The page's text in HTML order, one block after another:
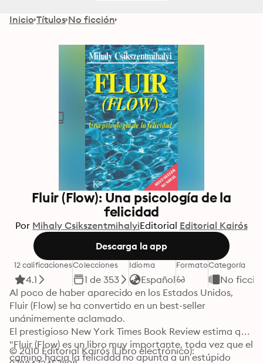
Inicio Títulos No ficción
Fluir (Flow): Una psicología de la
felicidad
Por Mihaly CsikszentmihalyiEditorial Editorial Kairós
Descarga la app
12 calificaciones
4.1
Colecciones
1 de 353
Idioma
Español
FormatoCategoría
No
Al poco de haber aparecido en los Estados Unidos,
Fluir (Flow) se ha convertido en un best-seller
unánimemente aclamado.
El prestigioso New York Times Book Review estima que
"Fluir (Flow) es un libro muy importante, toda vez que el
camino hacia la felicidad no apunta a un estúpido
© 2010 Editorial Kairós (Libro electrónico):